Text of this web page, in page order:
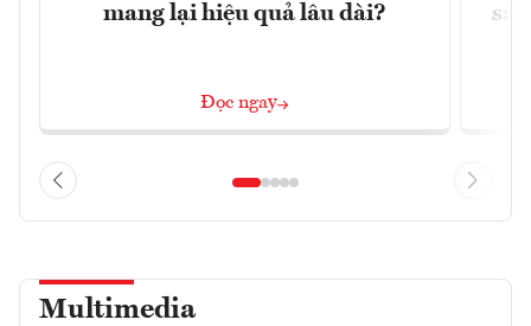
mang lại hiệu quả lâu dài?
Đọc ngay
Multimedia